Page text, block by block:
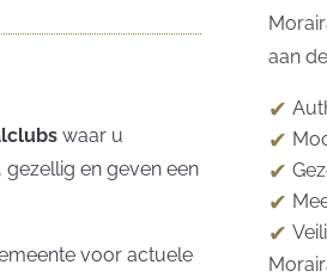
waar u
en geven een
voor actuele
aan